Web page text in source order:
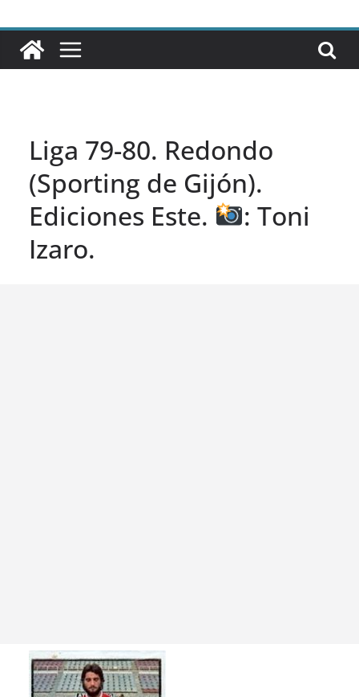
Liga 79-80. Redondo
(Sporting de Gijón).
Ediciones Este.
: Toni
Izaro.